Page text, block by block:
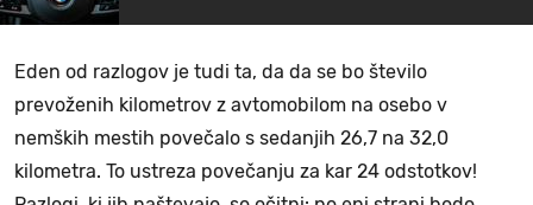
Eden od razlogov je tudi ta, da da se bo število
prevoženih kilometrov z avtomobilom na osebo v
nemških mestih povečalo s sedanjih 26,7 na 32,0
kilometra. To ustreza povečanju za kar 24 odstotkov!